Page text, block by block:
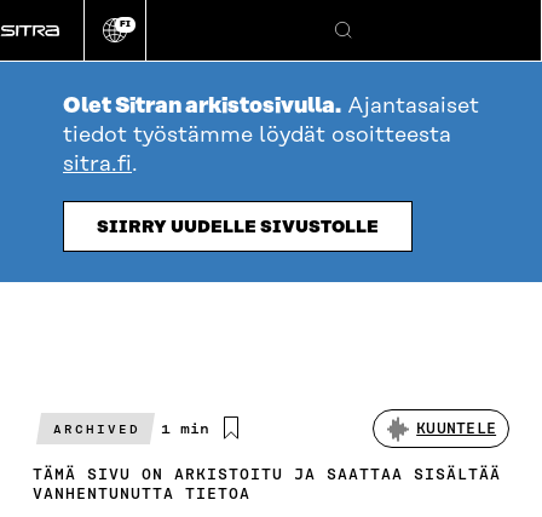
suoraan
sisältöön
Vaihda
kieli
FI
Hae
Olet Sitran arkistosivulla. Ajantasaiset
tiedot työstämme löydät osoitteesta
sitra.fi.
SIIRRY UUDELLE SIVUSTOLLE
ARCHIVED
Arvioitu
1 min KUUNTELE
TÄMÄ SIVU ON ARKISTOITU JA SAATTAA SISÄLTÄÄ
VANHENTUNUTTA TIETOA